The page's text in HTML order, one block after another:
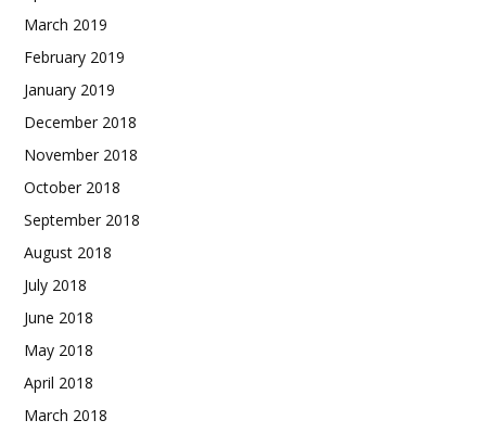
March 2019
February 2019
January 2019
December 2018
November 2018
October 2018
September 2018
August 2018
July 2018
June 2018
May 2018
April 2018
March 2018